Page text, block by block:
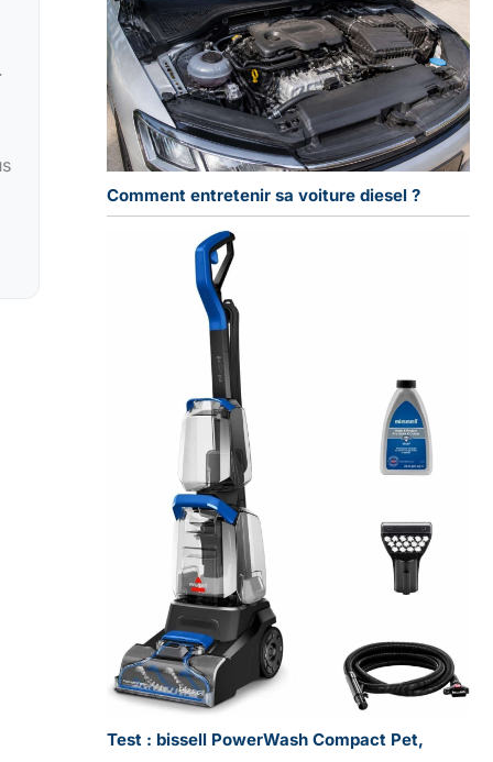
Comment entretenir sa voiture diesel ?
Test : bissell PowerWash Compact Pet,